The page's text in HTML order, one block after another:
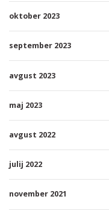
oktober 2023
september 2023
avgust 2023
maj 2023
avgust 2022
julij 2022
november 2021